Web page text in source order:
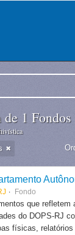
de 1
Fondo
que refletem
do DOPS-RJ
físicas,